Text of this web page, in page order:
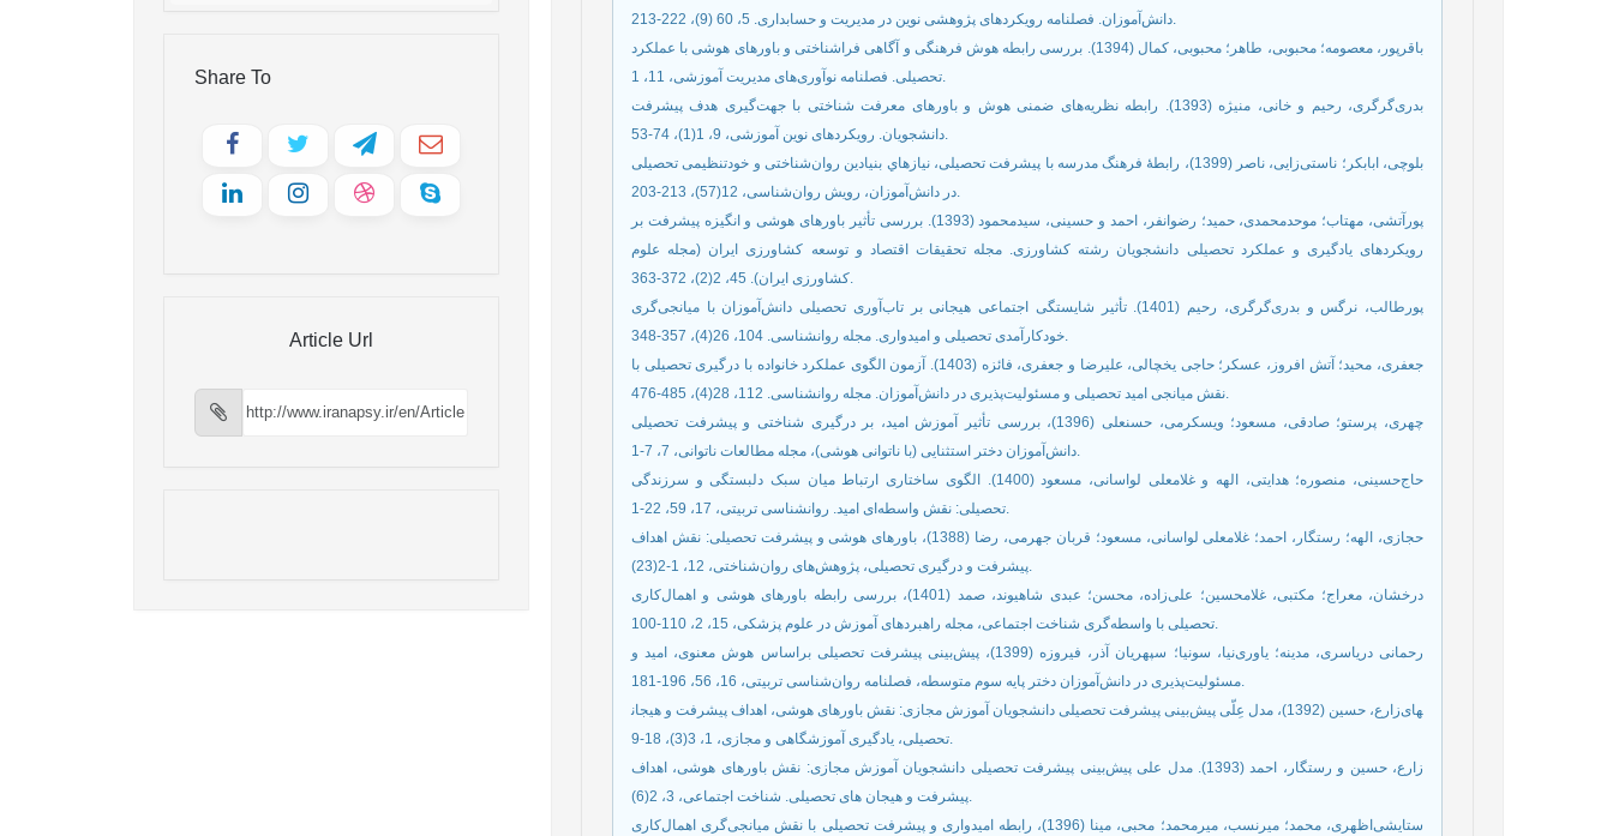
Share To
Article Url
دانش‌‌آموزان. فصلنامه رویکردهای پژوهشی نوین در مدیریت و حسابداری. 5، 60 (9)، 222-213.
باقرپور، معصومه؛ محبوبی، طاهر؛ محبوبی، کمال (1394). بررسی رابطه هوش فرهنگی و آگاهی فراشناختی و باورهای هوشی با عملکرد
تحصیلی. فصلنامه نوآوری‌‌های مدیریت آموزشی، 11، 1.
بدری‌‌گرگری، رحیم و خانی، منیژه (1393). رابطه نظریه‌های ضمنی هوش و باورهای معرفت شناختی با جهت‌گیری هدف پیشرفت
دانشجویان. رویکردهای نوین آموزشی، 9، 1(1)، 74-53.
بلوچی، ابابکر؛ ناستی‌‌زایی، ناصر (1399)، رابطۀ فرهنگ مدرسه با پیشرفت تحصیلی، نیازهاي بنیادین روان‌شناختی و خودتنظیمی تحصیلی
در دانش‌‌آموزان، رویش روان‌‌شناسی، 12(57)، 213-203.
پورآتشی، مهتاب؛ موحدمحمدی، حمید؛ رضوانفر، احمد و حسینی، سیدمحمود (1393). بررسی تأثیر باورهای هوشی و انگیزه پیشرفت بر
رویکردهای یادگیری و عملکرد تحصیلی دانشجویان رشته کشاورزی. مجله تحقیقات اقتصاد و توسعه کشاورزی ایران (مجله علوم
کشاورزی ایران). 45، 2(2)، 372-363.
پورطالب، نرگس و بدری‌‌گرگری، رحیم (1401). تأثیر شایستگی اجتماعی هیجانی بر تاب‌‌آوری تحصیلی دانش‌‌آموزان با میانجی‌‌گری
خودکارآمدی تحصیلی و امیدواری. مجله روانشناسی. 104، 26(4)، 357-348.
جعفری، محید؛ آتش افروز، عسکر؛ حاجی یخچالی، علیرضا و جعفری، فائزه (1403). آزمون الگوی عملکرد خانواده با درگیری تحصیلی با
نقش میانجی امید تحصیلی و مسئولیت‌‌پذیری در دانش‌‌آموزان. مجله روانشناسی. 112، 28(4)، 485-476.
چهری، پرستو؛ صادقی، مسعود؛ ویسکرمی، حسنعلی (1396)، بررسی تأثیر آموزش امید، بر درگیری شناختی و پیشرفت تحصیلی
دانش‌آموزان دختر استثنایی (با ناتوانی هوشی)، مجله مطالعات ناتوانی، 7، 7-1.
حاج‌‌حسینی، منصوره؛ هدایتی، الهه و غلامعلی لواسانی، مسعود (1400). الگوی ساختاری ارتباط میان سبک دلبستگی و سرزندگی
تحصیلی: نقش واسطه‌‌ای امید. روانشناسی تربیتی، 17، 59، 22-1.
حجازی، الهه؛ رستگار، احمد؛ غلامعلی لواسانی، مسعود؛ قربان جهرمی، رضا (1388)، باورهای هوشی و پیشرفت تحصیلی: نقش اهداف
پیشرفت و درگیری تحصیلی، پژوهش‌‌های روان‌شناختی، 12، 1-2(23).
درخشان، معراج؛ مکتبی، غلامحسین؛ علی‌‌زاده، محسن؛ عبدی شاهیوند، صمد (1401)، بررسی رابطه باورهای هوشی و اهمال‌کاری
تحصیلی با واسطه‌‌گری شناخت اجتماعی، مجله راهبردهای آموزش در علوم پزشکی، 15، 2، 110-100.
رحمانی دریاسری، مدینه؛ یاوری‌‌نیا، سونیا؛ سپهریان آذر، فیروزه (1399)، پیش‌‌بینی پیشرفت تحصیلی براساس هوش معنوی، امید و
مسئولیت‌پذیری در دانش‌آموزان دختر پایه سوم متوسطه، فصلنامه روان‌‌شناسی تربیتی، 16، 56، 196-181.
زارع، حسین (1392)، مدل عِلّی پیش‌بینی پیشرفت تحصیلی دانشجویان آموزش مجازی: نقش باورهای هوشی، اهداف پیشرفت و هیجان‎های
تحصیلی، یادگیری آموزشگاهی و مجازی، 1، 3(3)، 18-9.
زارع، حسین و رستگار، احمد (1393). مدل علی پیش‌‌بینی پیشرفت تحصیلی دانشجویان آموزش مجازی: نقش باورهای هوشی، اهداف
پیشرفت و هیجان های تحصیلی. شناخت اجتماعی، 3، 2(6).
ستایشی‌‌اظهری، محمد؛ میرنسب، میرمحمد؛ محبی، مینا (1396)، رابطه امیدواری و پیشرفت تحصیلی با نقش میانجی‌‌گری اهمال‌‌کاری